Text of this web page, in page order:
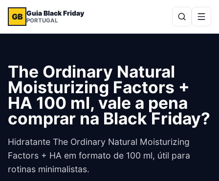
GB Guia Black Friday
PORTUGAL
The Ordinary Natural
Moisturizing Factors +
HA 100 ml, vale a pena
comprar na Black Friday?
Hidratante The Ordinary Natural Moisturizing
Factors + HA em formato de 100 ml, útil para
rotinas minimalistas.